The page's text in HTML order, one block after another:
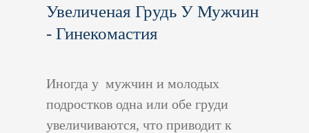
УвеличенАя ГрудЬ У Мужчин
- Гинекомастия
Иногда у мужчин и молодых
подростков одна или обе груди
увеличиваются, что приводит к